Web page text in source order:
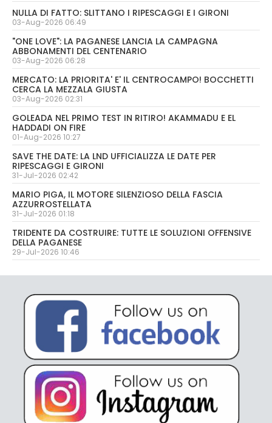
NULLA DI FATTO: SLITTANO I RIPESCAGGI E I GIRONI
03-Aug-2026 06:49
"ONE LOVE": LA PAGANESE LANCIA LA CAMPAGNA
ABBONAMENTI DEL CENTENARIO
03-Aug-2026 06:28
MERCATO: LA PRIORITA' E' IL CENTROCAMPO! BOCCHETTI
CERCA LA MEZZALA GIUSTA
03-Aug-2026 02:31
GOLEADA NEL PRIMO TEST IN RITIRO! AKAMMADU E EL
HADDADI ON FIRE
01-Aug-2026 10:27
SAVE THE DATE: LA LND UFFICIALIZZA LE DATE PER
RIPESCAGGI E GIRONI
31-Jul-2026 02:42
MARIO PIGA, IL MOTORE SILENZIOSO DELLA FASCIA
AZZURROSTELLATA
31-Jul-2026 01:18
TRIDENTE DA COSTRUIRE: TUTTE LE SOLUZIONI OFFENSIVE
DELLA PAGANESE
29-Jul-2026 10:46